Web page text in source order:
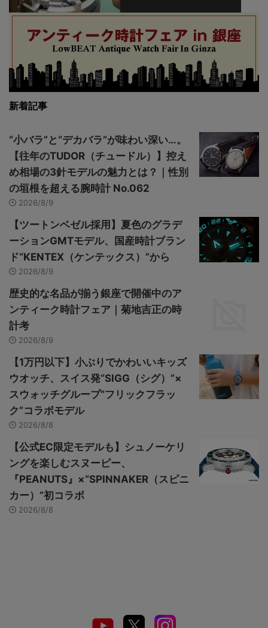
新着記事
“小バラ”と“デカバラ”が味わい深い…。
【往年のTUDOR（チュードル）】控え
め相場の3針モデルの魅力とは？｜性別
の垣根を超える腕時計 No.062
2026/8/9
【ツートンベゼル採用】夏色のグラデ
ーションGMTモデル、国産時計ブラン
ド“KENTEX（ケンテックス）”から
2026/8/9
歴史的な名品が揃う銀座で開催中のア
ンティーク時計フェア｜菊地吉正の時
計考
2026/8/9
【1万円以下】小ぶりでかわいいキッズ
ウオッチ、スイス発“SIGG（シグ）”×
スウォッチグループ“フリックフラッ
ク”コラボモデル
2026/8/8
【公式EC限定モデルも】シュノーケリ
ングを楽しむスヌーピー、
『PEANUTS』×“SPINNAKER（スピニ
カー）”初コラボ
2026/8/8